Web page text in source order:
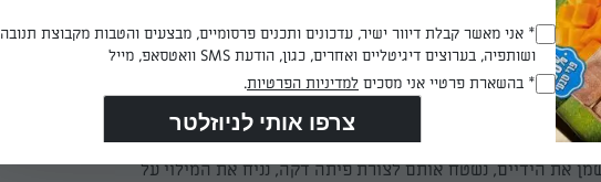
את הידיים, נשטח אותם לצורת פיתה דקה, נניח את המילוי על
Opt_In
(חובה)
* אני מאשר קבלת דיוור ישיר, עדכונים ותכנים פרסומיים, מבצעים והטבות מקבוצת תנובה
ושותפיה, בערוצים דיגיטליים ואחרים, כגון, הודעת SMS וואטסאפ, מייל
RegulationsApproved
* בהשארת פרטיי אני מסכים למדיניות הפרטיות.